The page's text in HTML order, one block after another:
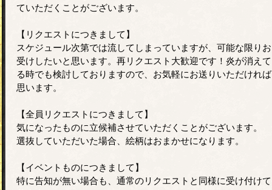
ていただくことがございます。
【リクエストにつきまして】
スケジュール次第では流してしまっていますが、可能な限り
受けしたいと思います。再リクエスト大歓迎です！炎が消え
る時でも検討しておりますので、お気軽にお送りいただけれ
思います。
【全員リクエストにつきまして】
気になったものに立候補させていただくことがございます。
選抜していただいた場合、絵柄はおまかせになります。
【イベントものにつきまして】
特に告知が無い場合も、通常のリクエストと同様に受け付け